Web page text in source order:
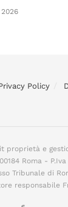
Policy
proprietà e
Roma -
Tribunale di
responsabile